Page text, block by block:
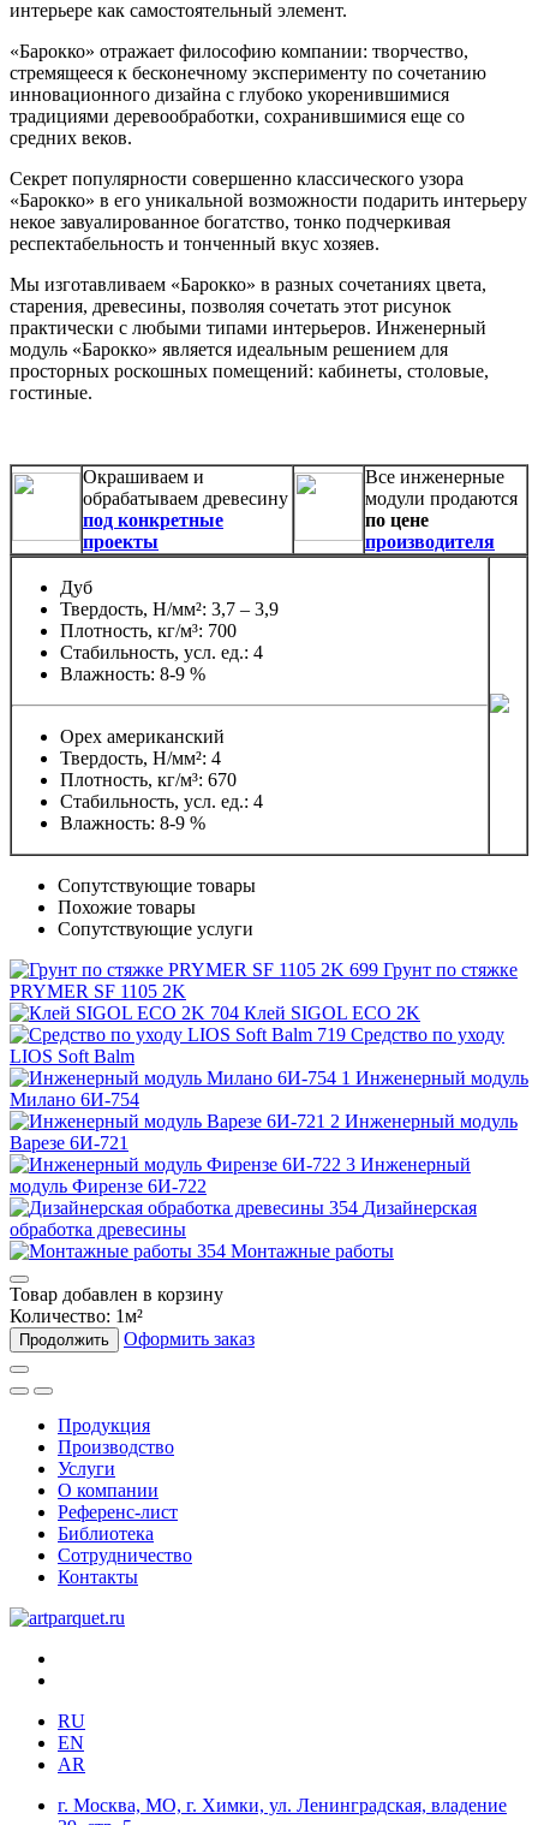
интерьере как самостоятельный элемент.
«Барокко» отражает философию компании: творчество,
стремящееся к бесконечному эксперименту по сочетанию
инновационного дизайна с глубоко укоренившимися
традициями деревообработки, сохранившимися еще со
средних веков.
Секрет популярности совершенно классического узора
«Барокко» в его уникальной возможности подарить интерьеру
некое завуалированное богатство, тонко подчеркивая
респектабельность и тонченный вкус хозяев.
Мы изготавливаем «Барокко» в разных сочетаниях цвета,
старения, древесины, позволяя сочетать этот рисунок
практически с любыми типами интерьеров. Инженерный
модуль «Барокко» является идеальным решением для
просторных роскошных помещений: кабинеты, столовые,
гостиные.
Окрашиваем и
обрабатываем древесину
под конкретные
проекты
Все инженерные
модули продаются
по цене
производителя
Дуб
Твердость, Н/мм²: 3,7 – 3,9
Плотность, кг/м³: 700
Стабильность, усл. ед.: 4
Влажность: 8-9 %
Орех американский
Твердость, Н/мм²: 4
Плотность, кг/м³: 670
Стабильность, усл. ед.: 4
Влажность: 8-9 %
Сопутствующие товары
Похожие товары
Сопутствующие услуги
Грунт по стяжке
PRYMER SF 1105 2K
Клей SIGOL ECO 2K
Средство по уходу
LIOS Soft Balm
Инженерный модуль
Милано 6И-754
Инженерный модуль
Варезе 6И-721
Инженерный
модуль Фирензе 6И-722
Дизайнерская
обработка древесины
Монтажные работы
Товар добавлен в корзину
Количество: 1м²
Продолжить Оформить заказ
Продукция
Производство
Услуги
О компании
Референс-лист
Библиотека
Сотрудничество
Контакты
RU
EN
AR
г. Москва, МО, г. Химки, ул. Ленинградская, владение